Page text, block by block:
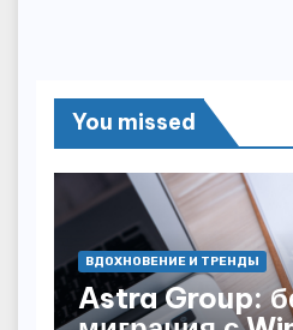
You missed
ВДОХНОВЕНИЕ И ТРЕНДЫ
Astra Group: